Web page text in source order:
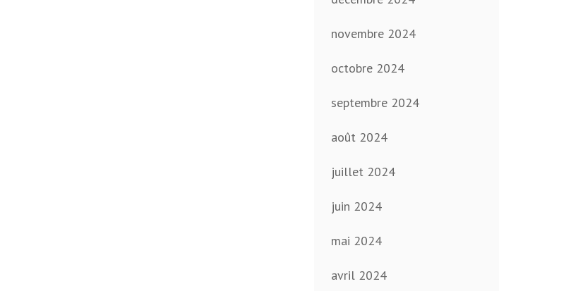
novembre 2024
octobre 2024
septembre 2024
août 2024
juillet 2024
juin 2024
mai 2024
avril 2024